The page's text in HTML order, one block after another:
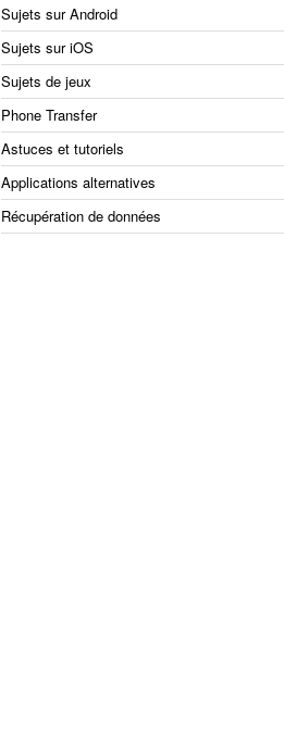
Sujets sur Android
Sujets sur iOS
Sujets de jeux
Phone Transfer
Astuces et tutoriels
Applications alternatives
Récupération de données